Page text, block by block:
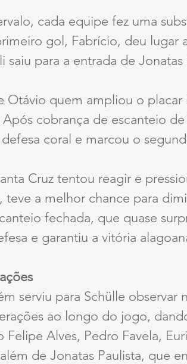
cada equipe fez uma
gol, Fabrício, deu lugar
saiu para a entrada de Jonatas
Otávio quem ampliou o
cobrança de escanteio
coral e marcou o
Cruz tentou reagir e
teve a melhor chance para
fechada, que quase
e garantiu a vitória
serviu para Schülle observar
ao longo do jogo,
Felipe Alves, Pedro Favela,
de Jonatas Paulista, que